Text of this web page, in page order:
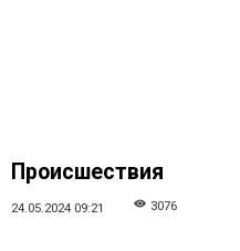
Происшествия
24.05.2024 09:21 3076